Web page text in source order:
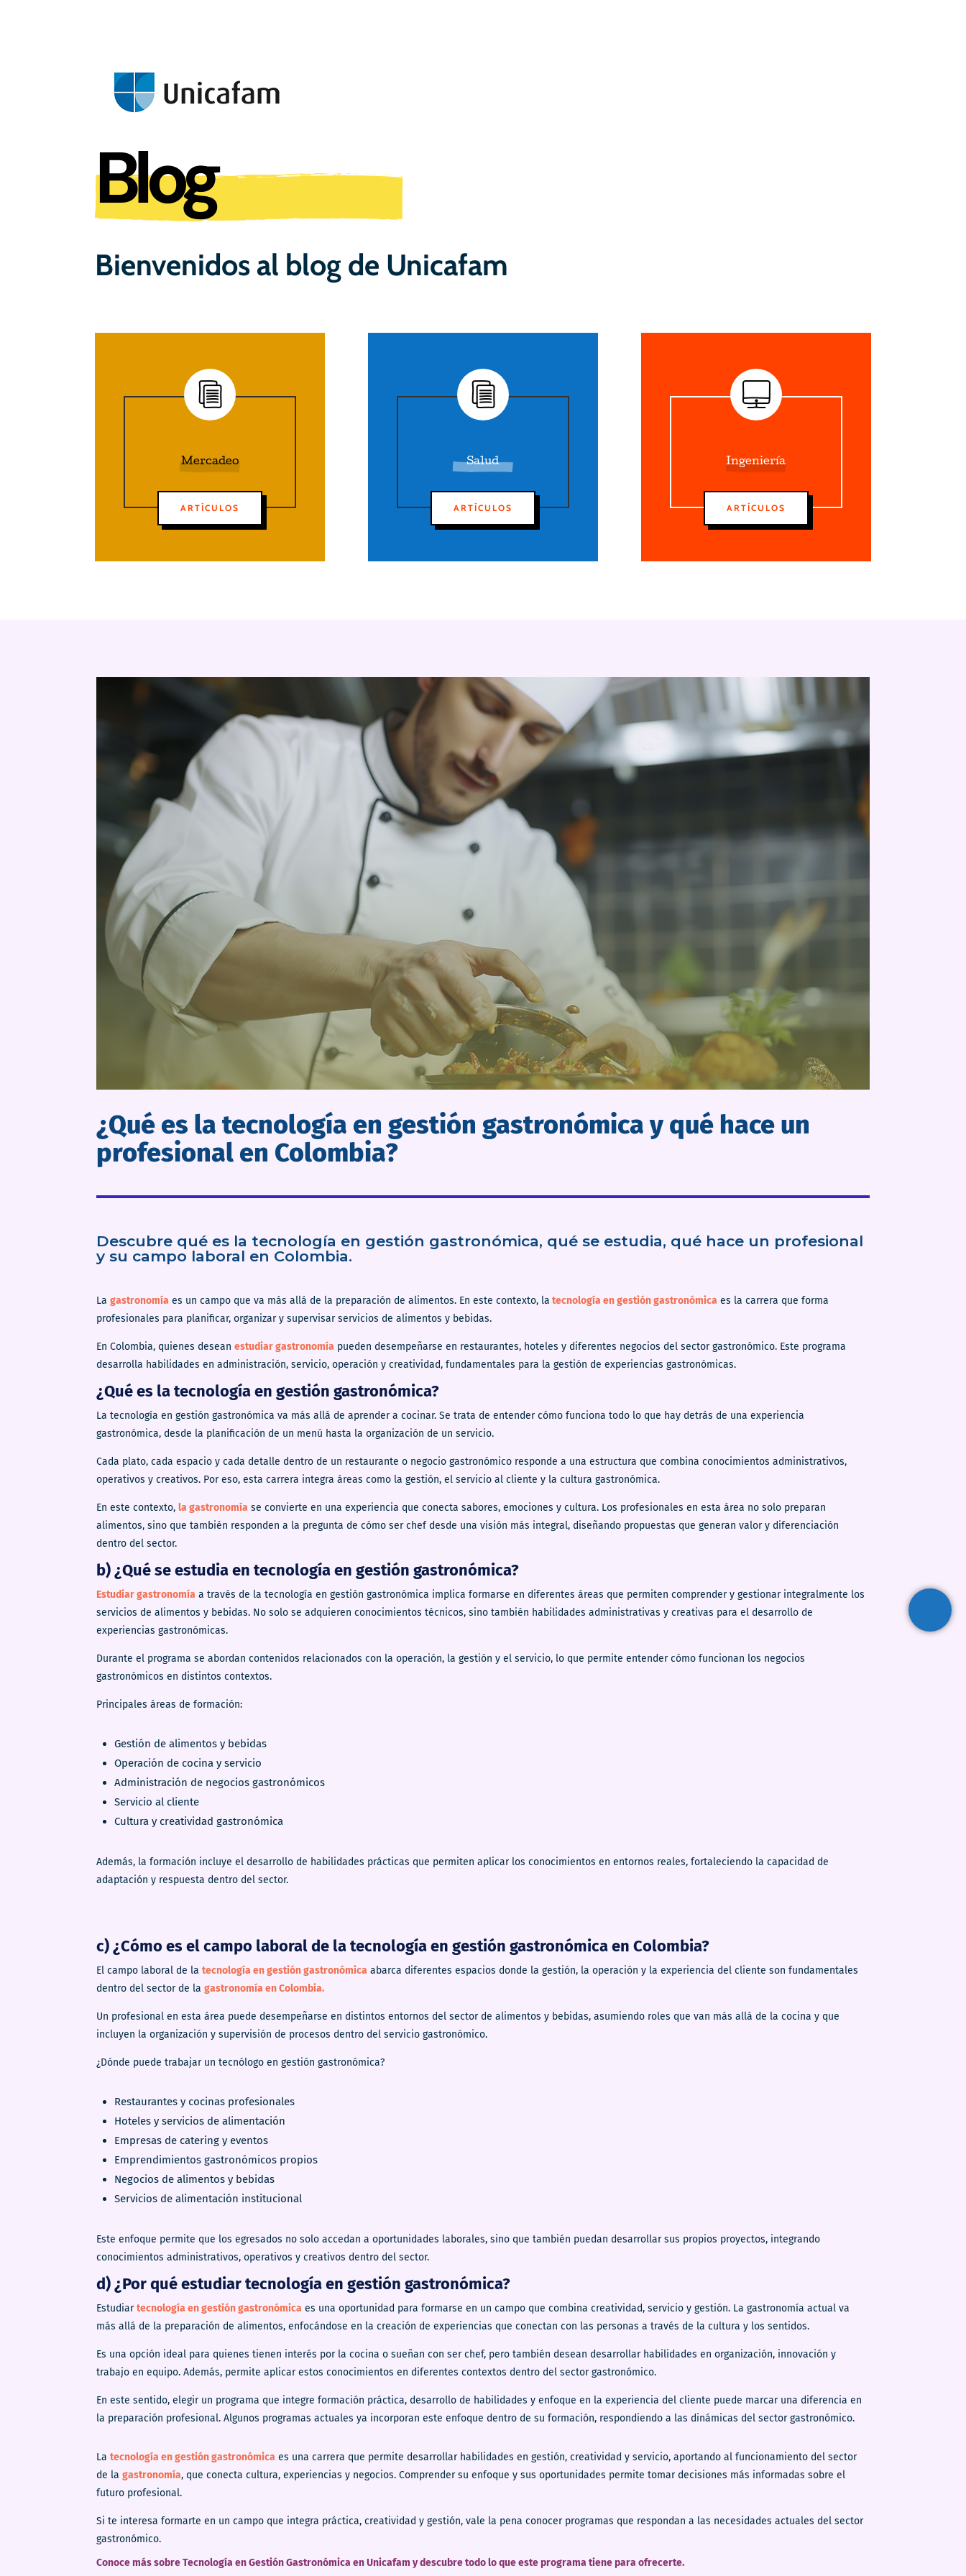
Blog
Bienvenidos al blog de Unicafam
Mercadeo
ARTÍCULOS
Salud
ARTÍCULOS
Ingeniería
ARTÍCULOS
¿Qué es la tecnología en gestión gastronómica y qué hace un
profesional en Colombia?
Descubre qué es la tecnología en gestión gastronómica, qué se estudia, qué hace un profesional
y su campo laboral en Colombia.
Lagastronomía es un campo que va más allá de la preparación de alimentos. En este contexto, la tecnología en gestión gastronómica es la carrera que forma
profesionales para planificar, organizar y supervisar servicios de alimentos y bebidas.
En Colombia, quienes deseanestudiar gastronomía pueden desempeñarse en restaurantes, hoteles y diferentes negocios del sector gastronómico. Este programa
desarrolla habilidades en administración, servicio, operación y creatividad, fundamentales para la gestión de experiencias gastronómicas.
¿Qué es la tecnología en gestión gastronómica?
La tecnología en gestión gastronómica va más allá de aprender a cocinar. Se trata de entender cómo funciona todo lo que hay detrás de una experiencia
gastronómica, desde la planificación de un menú hasta la organización de un servicio.
Cada plato, cada espacio y cada detalle dentro de un restaurante o negocio gastronómico responde a una estructura que combina conocimientos administrativos,
operativos y creativos. Por eso, esta carrera integra áreas como la gestión, el servicio al cliente y la cultura gastronómica.
En este contexto,la gastronomía se convierte en una experiencia que conecta sabores, emociones y cultura. Los profesionales en esta área no solo preparan
alimentos, sino que también responden a la pregunta de cómo ser chef desde una visión más integral, diseñando propuestas que generan valor y diferenciación
dentro del sector.
b) ¿Qué se estudia en tecnología en gestión gastronómica?
Estudiar gastronomía a través de la tecnología en gestión gastronómica implica formarse en diferentes áreas que permiten comprender y gestionar integralmente los
servicios de alimentos y bebidas. No solo se adquieren conocimientos técnicos, sino también habilidades administrativas y creativas para el desarrollo de
experiencias gastronómicas.
Durante el programa se abordan contenidos relacionados con la operación, la gestión y el servicio, lo que permite entender cómo funcionan los negocios
gastronómicos en distintos contextos.
Principales áreas de formación:
Gestión de alimentos y bebidas
Operación de cocina y servicio
Administración de negocios gastronómicos
Servicio al cliente
Cultura y creatividad gastronómica
Además, la formación incluye el desarrollo de habilidades prácticas que permiten aplicar los conocimientos en entornos reales, fortaleciendo la capacidad de
adaptación y respuesta dentro del sector.
c) ¿Cómo es el campo laboral de la tecnología en gestión gastronómica en Colombia?
El campo laboral de latecnología en gestión gastronómica abarca diferentes espacios donde la gestión, la operación y la experiencia del cliente son fundamentales
dentro del sector de lagastronomía en Colombia.
Un profesional en esta área puede desempeñarse en distintos entornos del sector de alimentos y bebidas, asumiendo roles que van más allá de la cocina y que
incluyen la organización y supervisión de procesos dentro del servicio gastronómico.
¿Dónde puede trabajar un tecnólogo en gestión gastronómica?
Restaurantes y cocinas profesionales
Hoteles y servicios de alimentación
Empresas de catering y eventos
Emprendimientos gastronómicos propios
Negocios de alimentos y bebidas
Servicios de alimentación institucional
Este enfoque permite que los egresados no solo accedan a oportunidades laborales, sino que también puedan desarrollar sus propios proyectos, integrando
conocimientos administrativos, operativos y creativos dentro del sector.
d) ¿Por qué estudiar tecnología en gestión gastronómica?
Estudiartecnología en gestión gastronómica es una oportunidad para formarse en un campo que combina creatividad, servicio y gestión. La gastronomía actual va
más allá de la preparación de alimentos, enfocándose en la creación de experiencias que conectan con las personas a través de la cultura y los sentidos.
Es una opción ideal para quienes tienen interés por la cocina o sueñan con ser chef, pero también desean desarrollar habilidades en organización, innovación y
trabajo en equipo. Además, permite aplicar estos conocimientos en diferentes contextos dentro del sector gastronómico.
En este sentido, elegir un programa que integre formación práctica, desarrollo de habilidades y enfoque en la experiencia del cliente puede marcar una diferencia en
la preparación profesional. Algunos programas actuales ya incorporan este enfoque dentro de su formación, respondiendo a las dinámicas del sector gastronómico.
Latecnología en gestión gastronómica es una carrera que permite desarrollar habilidades en gestión, creatividad y servicio, aportando al funcionamiento del sector
de lagastronomía, que conecta cultura, experiencias y negocios. Comprender su enfoque y sus oportunidades permite tomar decisiones más informadas sobre el
futuro profesional.
Si te interesa formarte en un campo que integra práctica, creatividad y gestión, vale la pena conocer programas que respondan a las necesidades actuales del sector
gastronómico.
Conoce más sobre Tecnología en Gestión Gastronómica en Unicafam y descubre todo lo que este programa tiene para ofrecerte.